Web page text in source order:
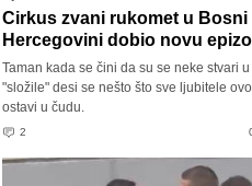
Cirkus zvani rukomet u Bosni
Hercegovini dobio novu
Taman kada se čini da su se neke stvari
"složile" desi se nešto što sve ljubitele
ostavi u čudu.
2